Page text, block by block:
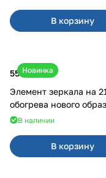
В корзину
Новинка
550 ₽
Элемент зеркала на
обогрева нового
В наличии
В корзину